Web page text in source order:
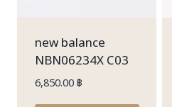
new balance
NBN06234X C03
6,850.00฿